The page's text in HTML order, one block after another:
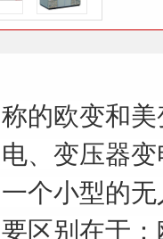
的欧变和
、变压器
个小型的
区别在于